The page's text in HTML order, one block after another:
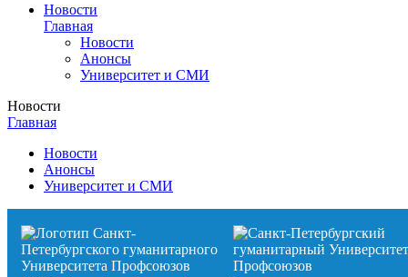
Новости
Главная
Новости
Анонсы
Университет и СМИ
Новости
Главная
Новости
Анонсы
Университет и СМИ